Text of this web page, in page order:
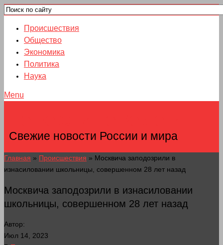
Происшествия
Общество
Экономика
Политика
Наука
Menu
Свежие новости России и мира
Главная » Происшествия » Москвича заподозрили в
изнасиловании школьницы, совершенном 28 лет назад
Москвича заподозрили в изнасиловании
школьницы, совершенном 28 лет назад
Автор:
Июл 14, 2023